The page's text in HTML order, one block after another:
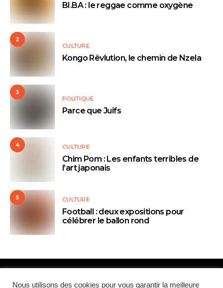
BI.BA : le reggae comme oxygène
2
CULTURE
Kongo Rêvlution, le chemin de Nzela
3
POLITIQUE
Parce que Juifs
4 CULTURE
Chim Pom : Les enfants terribles de
l’art japonais
5 CULTURE
Football : deux expositions pour
célébrer le ballon rond
Nous utilisons des cookies pour vous garantir la meilleure